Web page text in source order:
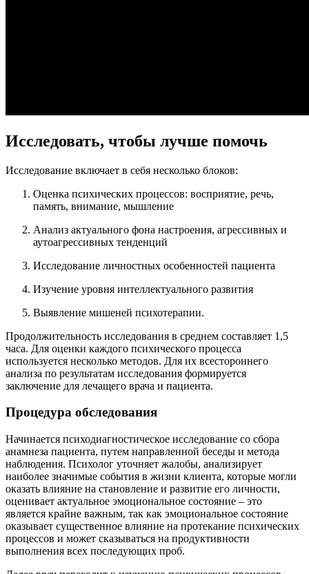
Исследовать, чтобы лучше помочь
Исследование включает в себя несколько блоков:
Оценка психических процессов: восприятие, речь,
память, внимание, мышление
Анализ актуального фона настроения, агрессивных и
аутоагрессивных тенденций
Исследование личностных особенностей пациента
Изучение уровня интеллектуального развития
Выявление мишеней психотерапии.
Продолжительность исследования в среднем составляет 1,5
часа. Для оценки каждого психического процесса
используется несколько методов. Для их всестороннего
анализа по результатам исследования формируется
заключение для лечащего врача и пациента.
Процедура обследования
Начинается психодиагностическое исследование со сбора
анамнеза пациента, путем направленной беседы и метода
наблюдения. Психолог уточняет жалобы, анализирует
наиболее значимые события в жизни клиента, которые могли
оказать влияние на становление и развитие его личности,
оценивает актуальное эмоциональное состояние – это
является крайне важным, так как эмоциональное состояние
оказывает существенное влияние на протекание психических
процессов и может сказываться на продуктивности
выполнения всех последующих проб.